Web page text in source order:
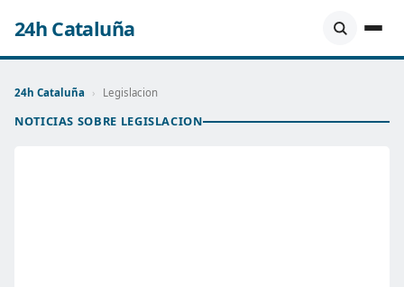
24h Cataluña
24h Cataluña › Legislacion
NOTICIAS SOBRE LEGISLACION